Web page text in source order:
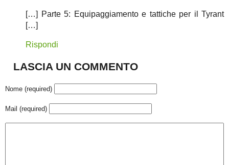
[…] Parte 5: Equipaggiamento e tattiche per il Tyrant
[…]
Rispondi
LASCIA UN COMMENTO
Nome (required)
Mail (required)